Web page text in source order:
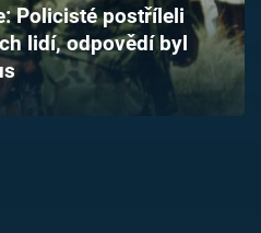
Policisté postříleli
lidí, odpovědí byl